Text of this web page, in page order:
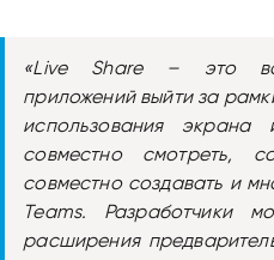
«Live Share – это
приложений выйти за
использования экрана
совместно смотреть,
совместно создавать и
Teams. Разработчики
расширения